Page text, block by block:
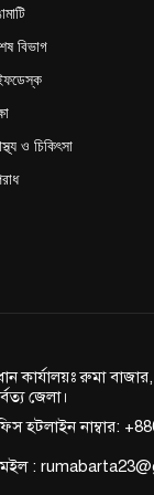
বিভাগ
ও চিকিৎসা
কার্যালয়ঃ রুমা
জেলা।
হটলাইন নাম্বার:
: